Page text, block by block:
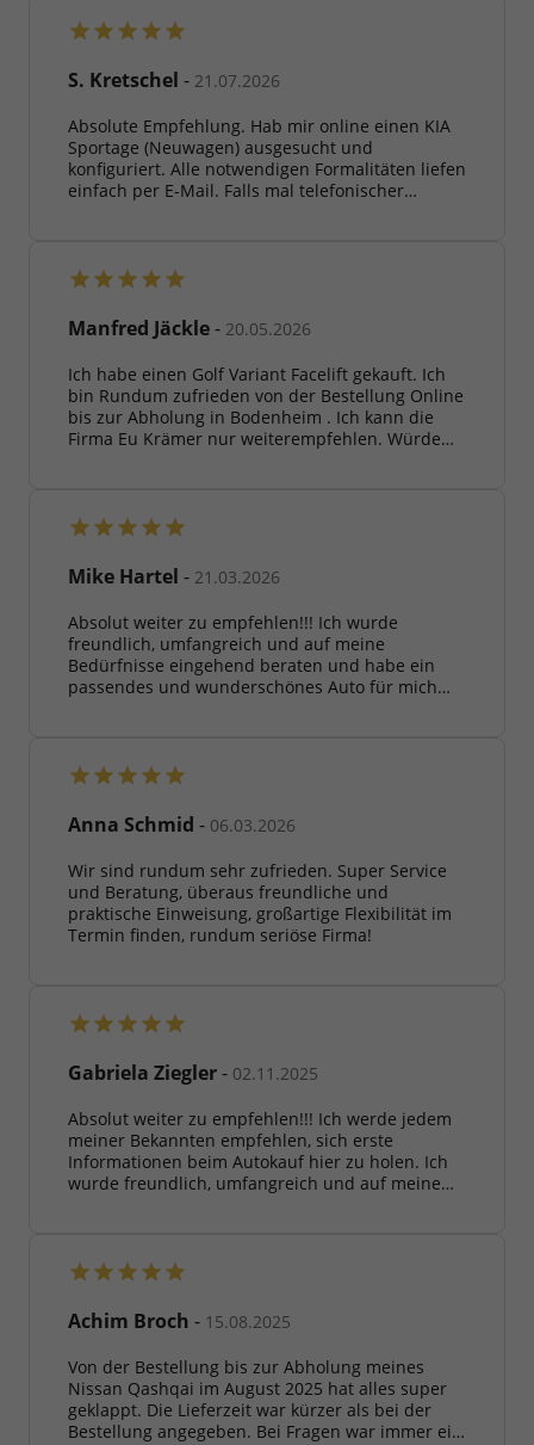
S. Kretschel - 21.07.2026
Absolute Empfehlung. Hab mir online einen KIA
Sportage (Neuwagen) ausgesucht und
konfiguriert. Alle notwendigen Formalitäten liefen
einfach per E-Mail. Falls mal telefonischer
heute mein neues Auto abgeholt. Bin voll
Manfred Jäckle- 20.05.2026
Ich habe einen Golf Variant Facelift gekauft. Ich
bin Rundum zufrieden von der Bestellung Online
bis zur Abholung in Bodenheim . Ich kann die
Firma Eu Krämer nur weiterempfehlen. Würde
Mike Hartel - 21.03.2026
Absolut weiter zu empfehlen!!! Ich wurde
freundlich, umfangreich und auf meine
Bedürfnisse eingehend beraten und habe ein
passendes und wunderschönes Auto für mich
ALLE und Herrn Mackert, der so nett und
Zukunft wird immer hier bei mir beginnen! Der
Hyundai I 30 N Line ist der Hammer . Zu meinem
Vorgänger I 30 und diesen liegen Welten. Danke
nochmals an alle . Lg Mike Hartel
Anna Schmid - 06.03.2026
Wir sind rundum sehr zufrieden. Super Service
und Beratung, überaus freundliche und
praktische Einweisung, großartige Flexibilität im
Termin finden, rundum seriöse Firma!
Gabriela Ziegler- 02.11.2025
Absolut weiter zu empfehlen!!! Ich werde jedem
meiner Bekannten empfehlen, sich erste
Informationen beim Autokauf hier zu holen. Ich
wurde freundlich, umfangreich und auf meine
nicht so kompliziert. Bei Nachfragen gab es
Informationen. Ich sage noch einmal ein großes
Dankeschön an ALLE und Herrn Eberts, der so
nett und geduldig auf mich eingegangen ist.
Autokauf in Zukunft wird immer hier bei mir
beginnen!
Achim Broch - 15.08.2025
Von der Bestellung bis zur Abholung meines
Nissan Qashqai im August 2025 hat alles super
geklappt. Die Lieferzeit war kürzer als bei der
Bestellung angegeben. Bei Fragen war immer ein